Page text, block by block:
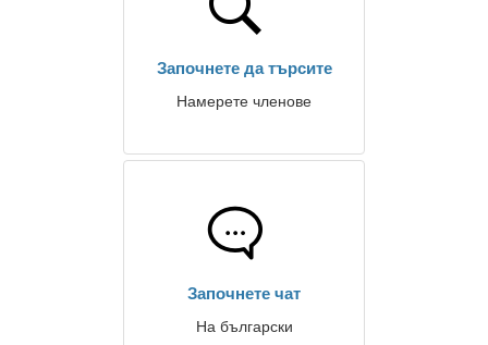
Започнете да търсите
Намерете членове
Започнете чат
На български